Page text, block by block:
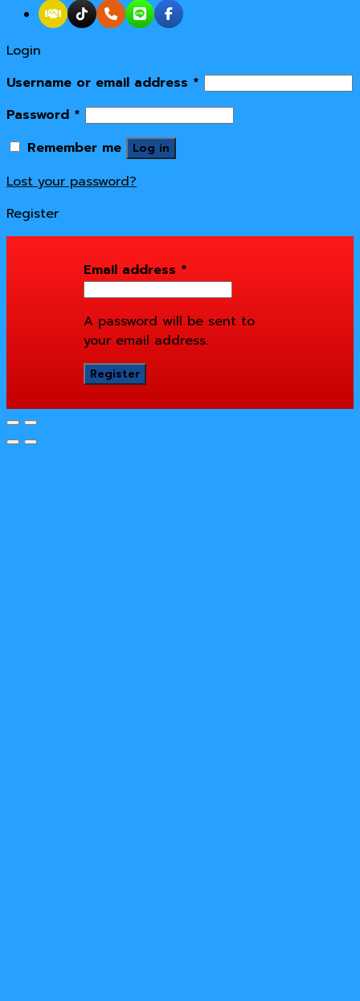
Login
Username or email address *
Password *
Remember me
Log in
Lost your password?
Register
Email address *
A password will be sent to
your email address.
Register